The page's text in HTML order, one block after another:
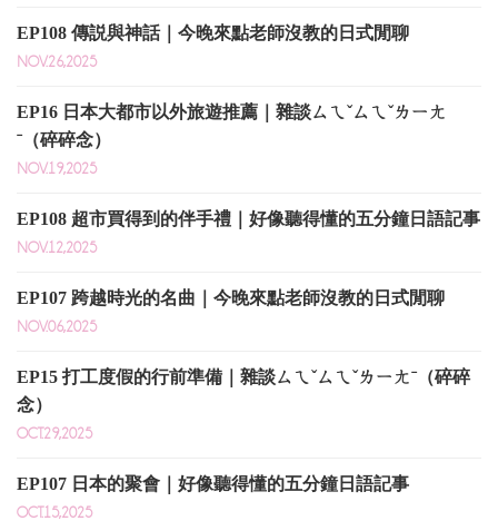
EP108 傳説與神話｜今晚來點老師沒教的日式閒聊
NOV.26,2025
EP16 日本大都市以外旅遊推薦｜雜談ㄙㄟˇㄙㄟˇㄌㄧㄤ
ˉ（碎碎念）
NOV.19,2025
EP108 超市買得到的伴手禮｜好像聽得懂的五分鐘日語記事
NOV.12,2025
EP107 跨越時光的名曲｜今晚來點老師沒教的日式閒聊
NOV.06,2025
EP15 打工度假的行前準備｜雜談ㄙㄟˇㄙㄟˇㄌㄧㄤˉ（碎碎
念）
OCT.29,2025
EP107 日本的聚會｜好像聽得懂的五分鐘日語記事
OCT.15,2025